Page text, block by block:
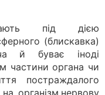
під дією
(блискавка)
й буває іноді
частини органа чи
постраждалого
організм,нервову